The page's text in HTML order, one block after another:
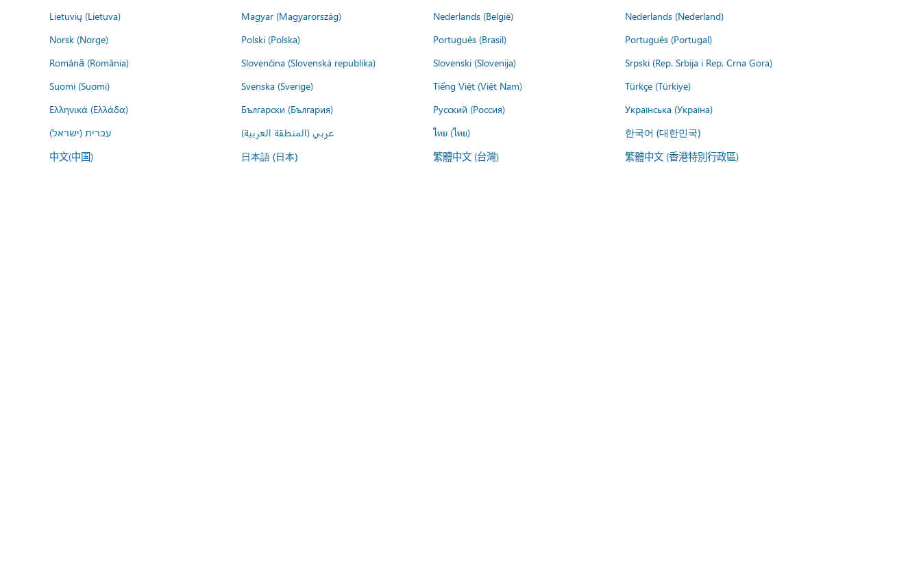
Lietuvių (Lietuva)
Magyar (Magyarország) Nederlands (België)
Nederlands (Nederland)
Norsk (Norge)
Polski (Polska) Português (Brasil)
Português (Portugal)
Română (România)
Slovenčina (Slovenská republika) Slovenski (Slovenija)
Srpski (Rep. Srbija i Rep. Crna Gora)
Suomi (Suomi)
Svenska (Sverige) Tiếng Việt (Việt Nam)
Türkçe (Türkiye)
Ελληνικά (Ελλάδα)
Български (България) Русский (Россия)
Українська (Україна)
עברית (ישראל)
عربي (المنطقة العربية) ไทย (ไทย) 한국어 (대한민국)
中文(中国) 日本語 (日本) 繁體中文 (台灣) 繁體中文 (香港特別行政區)